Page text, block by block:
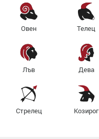
Овен Телец
Лъв Дева
Стрелец Козирог